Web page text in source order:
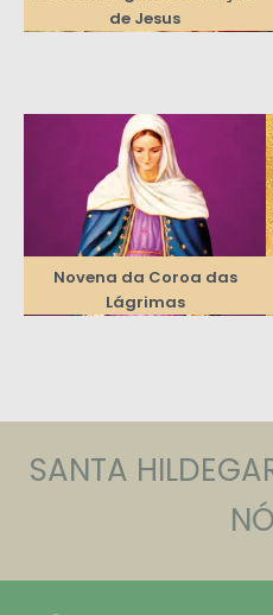
de Jesus
Novena da Coroa das
Lágrimas
SANTA